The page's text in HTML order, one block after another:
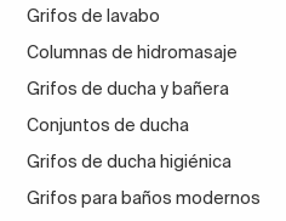
Grifos de lavabo
Columnas de hidromasaje
Grifos de ducha y bañera
Conjuntos de ducha
Grifos de ducha higiénica
Grifos para baños modernos